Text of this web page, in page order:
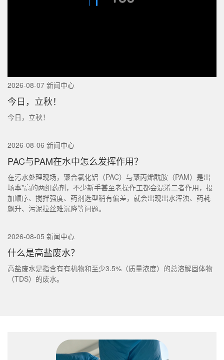
2026-08-07 新闻中心
今日，立秋！
今日，立秋！
2026-08-06 新闻中心
PAC与PAM在水中怎么发挥作用？
在污水处理现场，聚合氯化铝（PAC）与聚丙烯酰胺（PAM）是出
场率*高的两组药剂，不少新手甚至老操作工都会混淆二者作用，投
加顺序、搅拌强度、药剂选型稍有偏差，就会出现出水浑浊、药耗
飙升、污泥拉丝难沉降等问题。
2026-08-05 新闻中心
什么是高盐废水？
高盐废水是指含有有机物和至少3.5%（质量浓度）的总溶解固体物
（TDS）的废水。